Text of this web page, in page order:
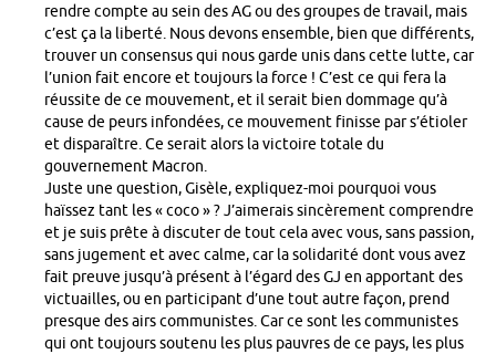
rendre compte au sein des AG ou des groupes de travail, mais
c’est ça la liberté. Nous devons ensemble, bien que différents,
trouver un consensus qui nous garde unis dans cette lutte, car
l’union fait encore et toujours la force ! C’est ce qui fera la
réussite de ce mouvement, et il serait bien dommage qu’à
cause de peurs infondées, ce mouvement finisse par s’étioler
et disparaître. Ce serait alors la victoire totale du
gouvernement Macron.
Juste une question, Gisèle, expliquez-moi pourquoi vous
haïssez tant les « coco » ? J’aimerais sincèrement comprendre
et je suis prête à discuter de tout cela avec vous, sans passion,
sans jugement et avec calme, car la solidarité dont vous avez
fait preuve jusqu’à présent à l’égard des GJ en apportant des
victuailles, ou en participant d’une tout autre façon, prend
presque des airs communistes. Car ce sont les communistes
qui ont toujours soutenu les plus pauvres de ce pays, les plus